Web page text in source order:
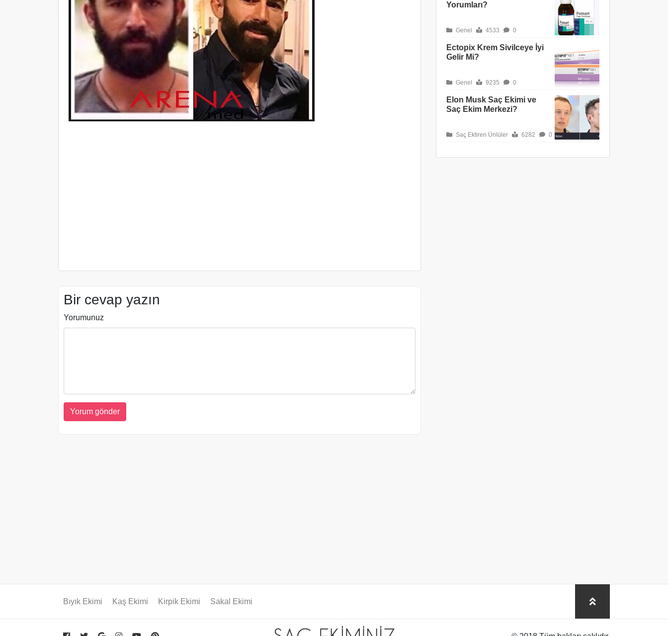
Bir cevap yazın
Yorumunuz
Yorumları?
Genel 4533 0
Ectopix Krem Sivilceye İyi
Gelir Mi?
Genel 9235 0
Elon Musk Saç Ekimi ve
Saç Ekim Merkezi?
Saç Ektiren Ünlüler 6282 0
Bıyık Ekimi Kaş Ekimi Kirpik Ekimi Sakal Ekimi